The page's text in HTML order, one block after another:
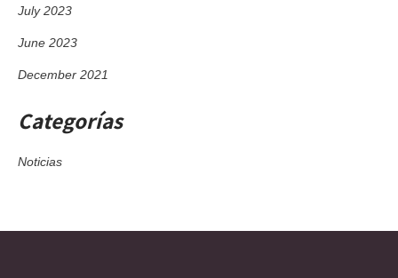
July 2023
June 2023
December 2021
Categorías
Noticias